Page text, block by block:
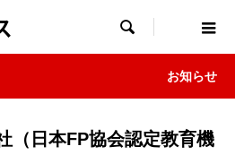

お知らせ
（日本FP協会認定教育機